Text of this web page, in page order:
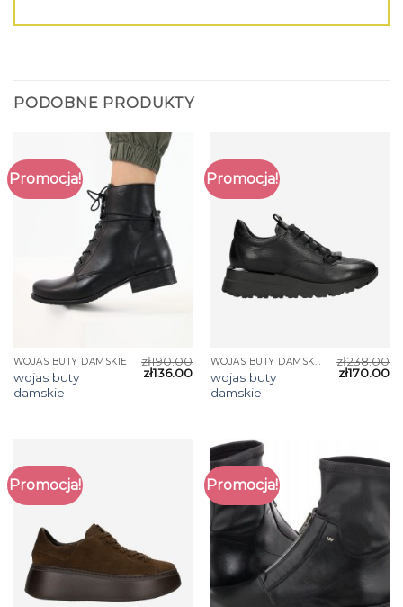
PODOBNE PRODUKTY
Promocja!
WOJAS BUTY DAMSKIE
wojas buty
damskie
zł190.00
zł136.00
Promocja!
WOJAS BUTY DAMSKIE
wojas buty
damskie
zł238.00
zł170.00
Promocja! Promocja!